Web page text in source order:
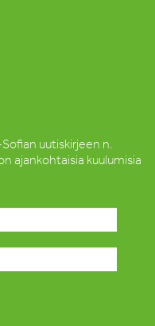
uutiskirjeen n.
ajankohtaisia kuulumisia